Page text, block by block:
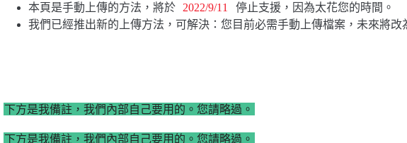
本頁是手動上傳的方法，將於 2022/9/11
停止支援，因為太花您的時間。
我們已經推出新的上傳方法，可解決：您目前必需手動上傳檔案，未來將改
下方是我備註，我們內部自己要用的。您請略過。
下方是我備註，我們內部自己要用的。您請略過。